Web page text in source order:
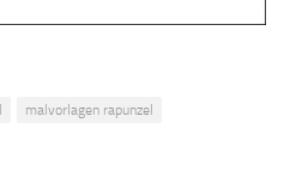
malvorlagen rapunzel